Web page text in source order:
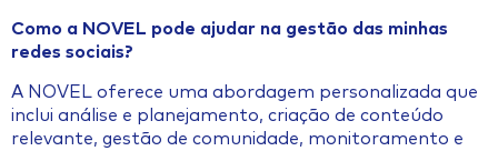
Como a NOVEL pode ajudar na gestão das minhas
redes sociais?
A NOVEL oferece uma abordagem personalizada que
inclui análise e planejamento, criação de conteúdo
relevante, gestão de comunidade, monitoramento e